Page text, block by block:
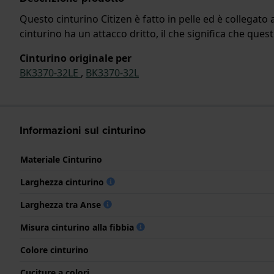
Questo cinturino Citizen è fatto in pelle ed è
cinturino ha un attacco dritto, il che significa che
Cinturino originale per
BK3370-32LE , BK3370-32L
Informazioni sul cinturino
Materiale Cinturino
Larghezza cinturino
Larghezza tra Anse
Misura cinturino alla fibbia
Colore cinturino